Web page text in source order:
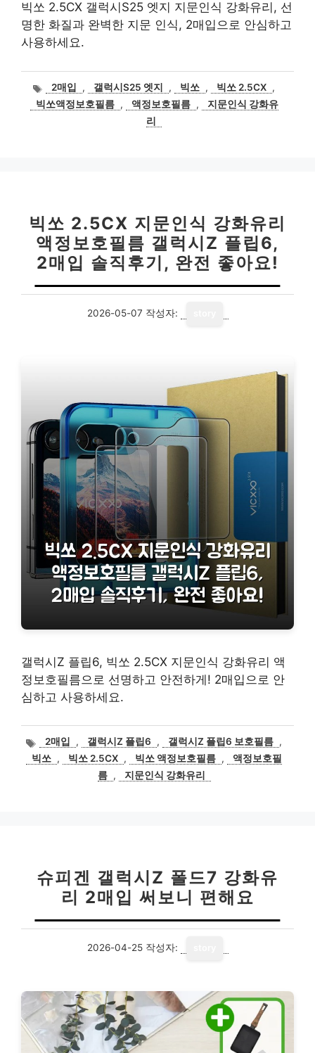
빅쏘 2.5CX 갤럭시S25 엣지 지문인식 강화유리, 선
명한 화질과 완벽한 지문 인식, 2매입으로 안심하고
사용하세요.
태
그
2매입 , 갤럭시S25 엣지 , 빅쏘 , 빅쏘 2.5CX ,
빅쏘액정보호필름 , 액정보호필름 ,
지문인식 강화유
리
빅쏘 2.5CX 지문인식 강화유리
액정보호필름 갤럭시Z 플립6,
2매입 솔직후기, 완전 좋아요!
2026-05-07 작성자:
갤럭시Z 플립6, 빅쏘 2.5CX 지문인식 강화유리 액
정보호필름으로 선명하고 안전하게! 2매입으로 안
심하고 사용하세요.
태
그
2매입 , 갤럭시Z 플립6 , 갤럭시Z 플립6 보호필름 ,
빅쏘 , 빅쏘 2.5CX , 빅쏘 액정보호필름 ,
액정보호필
름 , 지문인식 강화유리
슈피겐 갤럭시Z 폴드7 강화유
리 2매입 써보니 편해요
2026-04-25 작성자: